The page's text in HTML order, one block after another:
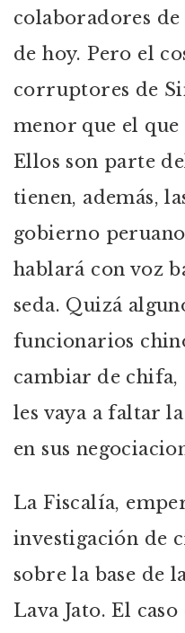
colaboradores
de hoy. Pero el
corruptores de
menor que el
Ellos son parte
tienen, además,
gobierno
hablará con voz
seda. Quizá
funcionarios
cambiar de
les vaya a faltar
en sus
La Fiscalía,
investigación de
sobre la base de
Lava Jato. El